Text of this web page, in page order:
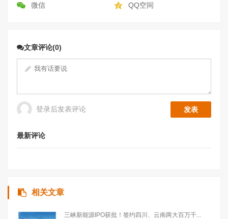
微信 QQ空间
文章评论(0)
登录后发表评论
最新评论
相关文章
三峡新能源IPO获批！签约四川、云南两大百万千...